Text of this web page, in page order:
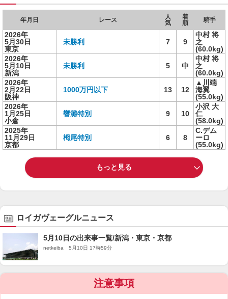
年月日 レース
人
気
着
順
騎手
2026年
5月30日
東京
未勝利 7 9
中村 将
之
(60.0kg)
2026年
5月10日
新潟
未勝利 5 中
中村 将
之
(60.0kg)
2026年
2月22日
阪神
1000万円以下 13 12
▲川端
海翼
(55.0kg)
2026年
1月25日
小倉
響灘特別 9 10
小沢 大
仁
(58.0kg)
2025年
11月29日
京都
栂尾特別 6 8
C.デム
ーロ
(55.0kg)
もっと見る
ロイガヴェーグルニュース
5月10日の出来事一覧/新潟・東京・京都
netkeiba 5月10日 17時59分
注意事項